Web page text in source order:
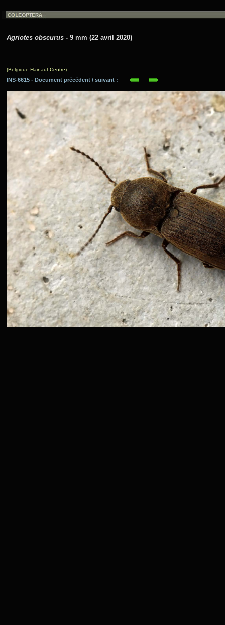
Agriotes obscurus - 9 mm (22 avril 2020)
(Belgique Hainaut Centre)
INS-6615 - Document précédent / suivant :